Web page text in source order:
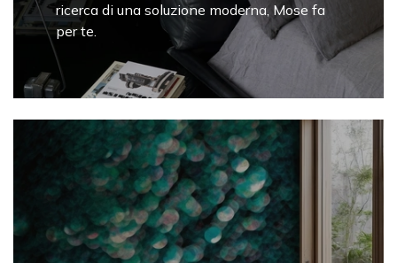
ricerca di una soluzione moderna, Mose fa
per te.